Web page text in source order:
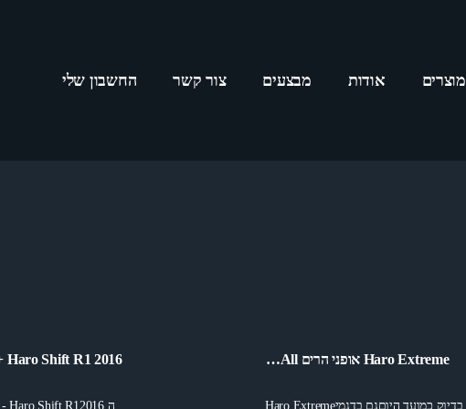
מוצרים אודות מבצעים צור קשר החשבון שלי
Haro Extreme אופני הרים All…
בדיוק כמועד היוםגם בדגמיHaro Extreme…
Haro Shift R1 2016 +…
ה Haro Shift R12016 -…